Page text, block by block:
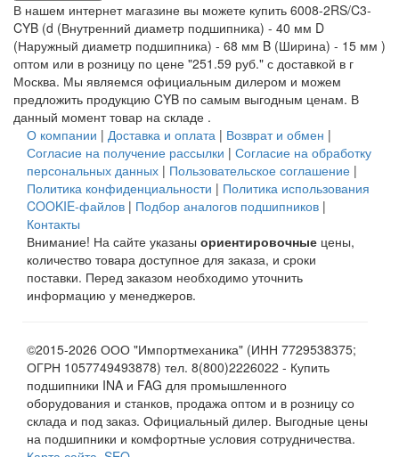
В нашем интернет магазине вы можете купить 6008-2RS/C3-
CYB (d (Внутренний диаметр подшипника) - 40 мм D
(Наружный диаметр подшипника) - 68 мм B (Ширина) - 15 мм )
оптом или в розницу по цене "251.59 руб." с доставкой в г
Москва. Мы являемся официальным дилером и можем
предложить продукцию CYB по самым выгодным ценам. В
данный момент товар на складе .
О компании | Доставка и оплата | Возврат и обмен |
Согласие на получение рассылки | Согласие на обработку
персональных данных | Пользовательское соглашение |
Политика конфиденциальности | Политика использования
COOKIE-файлов | Подбор аналогов подшипников |
Контакты
Внимание! На сайте указаны ориентировочные цены,
количество товара доступное для заказа, и сроки
поставки. Перед заказом необходимо уточнить
информацию у менеджеров.
©2015-2026 ООО "Импортмеханика" (ИНН 7729538375;
ОГРН 1057749493878) тел. 8(800)2226022 - Купить
подшипники INA и FAG для промышленного
оборудования и станков, продажа оптом и в розницу со
склада и под заказ. Официальный дилер. Выгодные цены
на подшипники и комфортные условия сотрудничества.